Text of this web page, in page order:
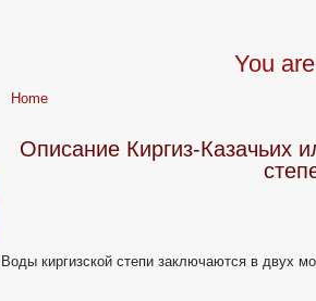
You
Home
Описание Киргиз-Казачьих
Воды киргизской степи заключаются в двух